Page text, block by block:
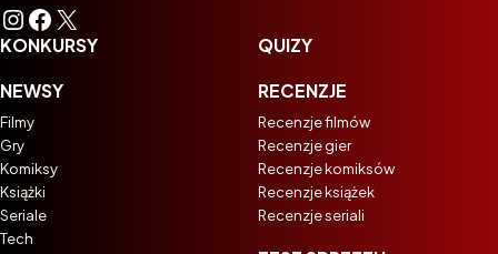
Instagram
Facebook
X
KONKURSY
NEWSY
Filmy
Gry
Komiksy
Książki
Seriale
Tech
QUIZY
RECENZJE
Recenzje filmów
Recenzje gier
Recenzje komiksów
Recenzje książek
Recenzje seriali